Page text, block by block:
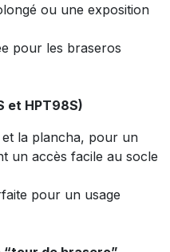
ou une exposition
pour les braseros
et HPT98S)
la plancha, pour un
un accès facile au socle
pour un usage